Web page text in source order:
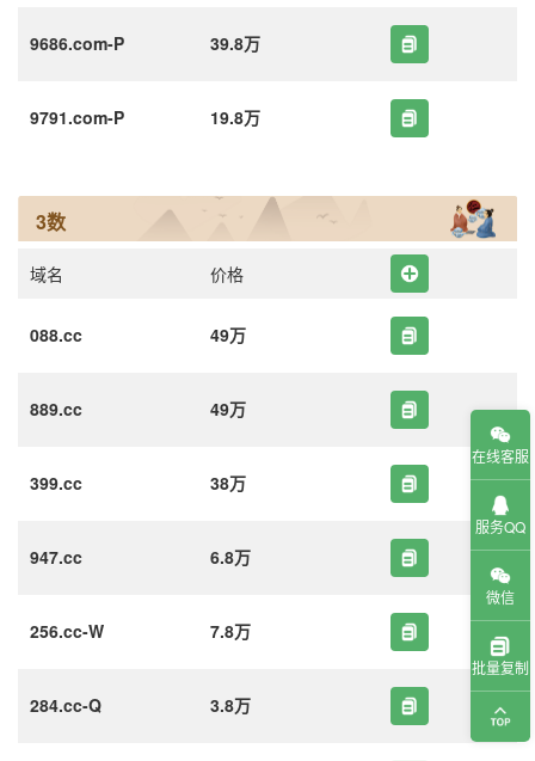
9686.com-P 39.8万
9791.com-P 19.8万
3数
域名 价格
088.cc 49万
889.cc 49万
399.cc 38万
947.cc 6.8万
256.cc-W 7.8万
284.cc-Q 3.8万
在线客服
服务QQ
微信
批量复制